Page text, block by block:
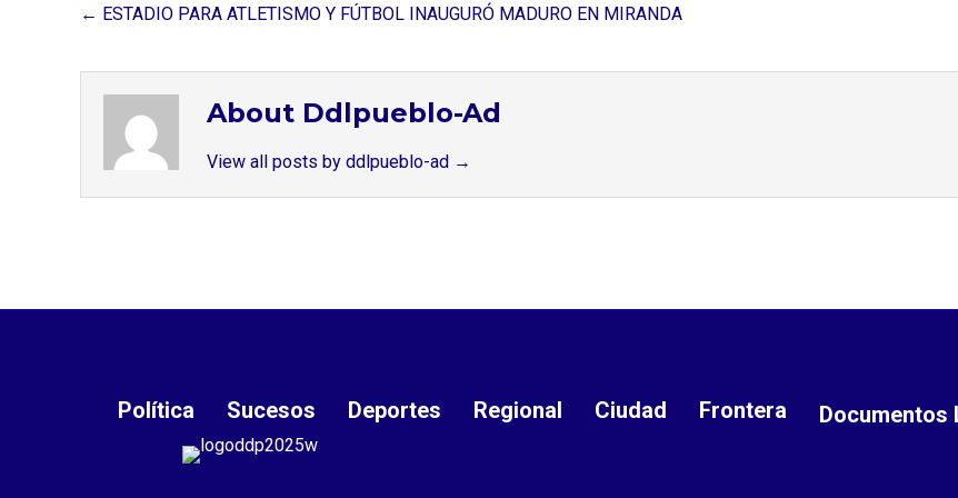
← ESTADIO PARA ATLETISMO Y FÚTBOL INAUGURÓ MADURO EN MIRANDA
About Ddlpueblo-Ad
View all posts by ddlpueblo-ad →
Política Sucesos Deportes Regional Ciudad Frontera Documentos